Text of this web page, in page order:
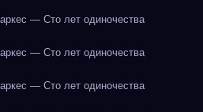
— Сто лет одиночества
— Сто лет одиночества
— Сто лет одиночества